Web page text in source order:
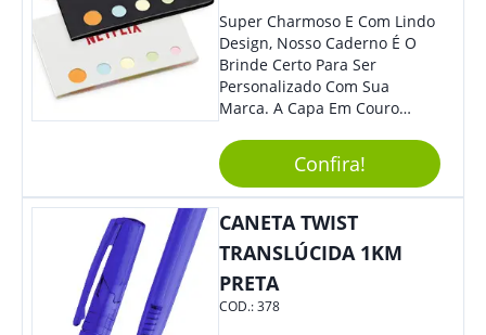
Super Charmoso E Com Lindo
Design, Nosso Caderno É O
Brinde Certo Para Ser
Personalizado Com Sua
Marca. A Capa Em Couro
Elástico Permite Maior
Segurança Ao Carregá-Lo.
Ofereça A Seus Clientes E
Colaboradores, Sem Dúvidas
Eles Irão Adorar.
Confira!
CANETA TWIST
TRANSLÚCIDA 1KM
PRETA
COD.:378